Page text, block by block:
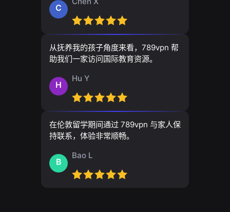
C
从抚养我的孩子角度来看，789vpn 帮
助我们一家访问国际教育资源。
H
Hu Y
在伦敦留学期间通过 789vpn 与家人保
持联系，体验非常顺畅。
B
Bao L